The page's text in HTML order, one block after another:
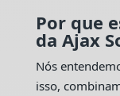
Por que
da Ajax
Nós
isso,